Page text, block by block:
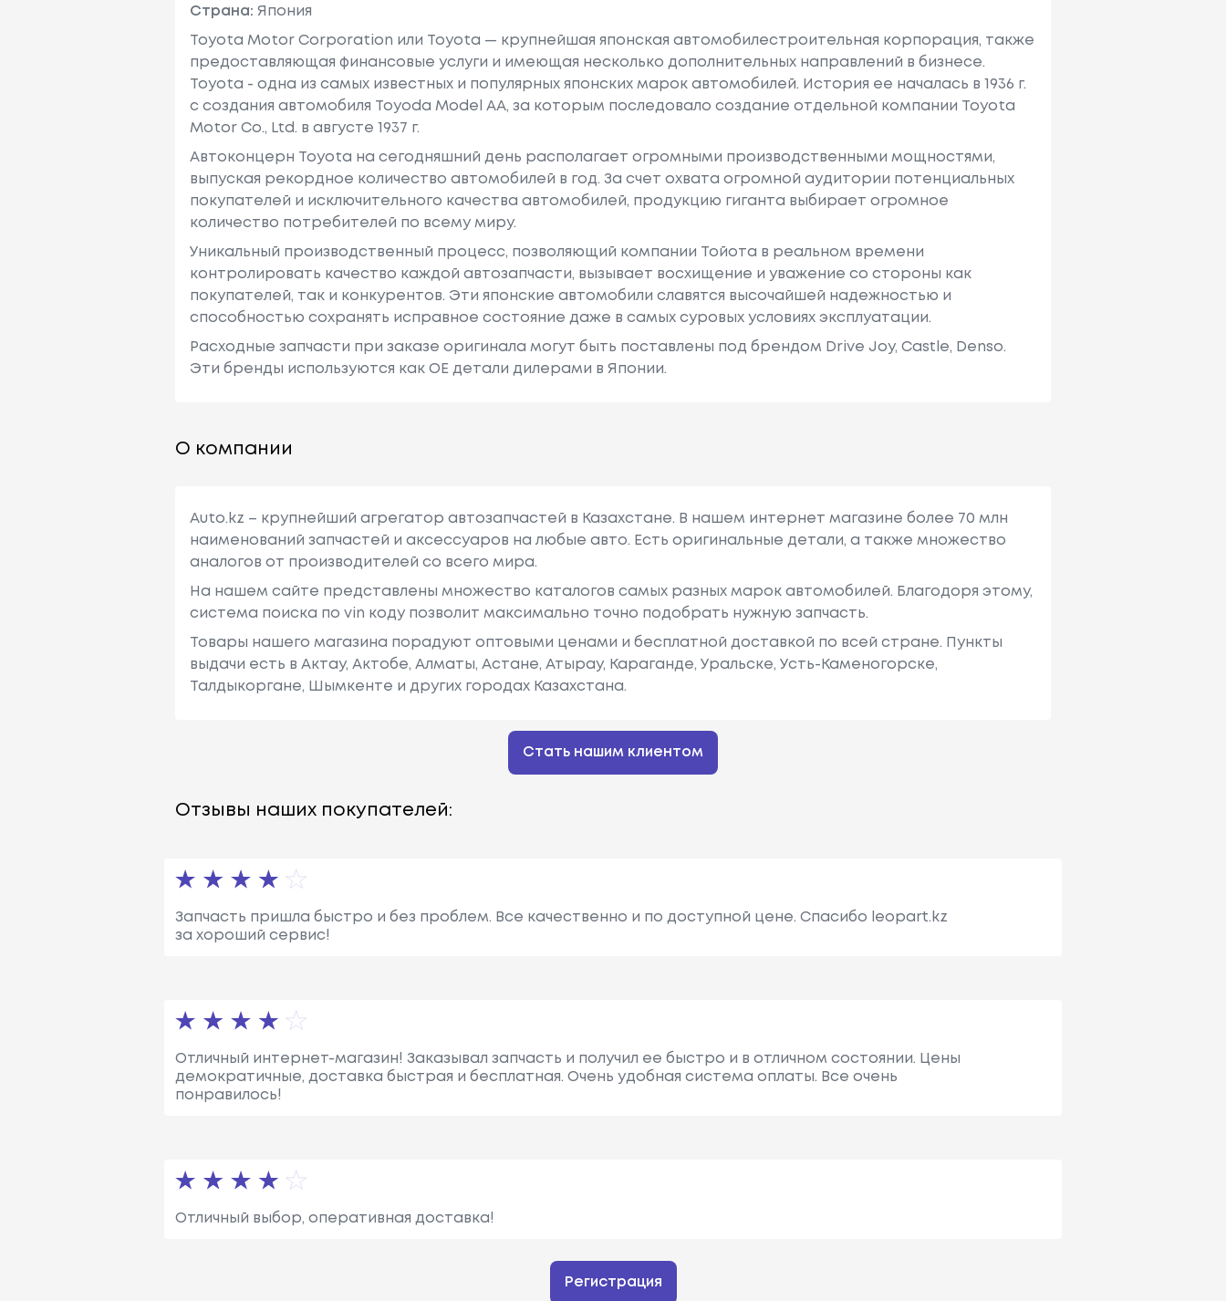
Страна: Япония
Toyota Motor Corporation или Toyota — крупнейшая японская автомобилестроительная корпорация, также
предоставляющая финансовые услуги и имеющая несколько дополнительных направлений в бизнесе.
Toyota - одна из самых известных и популярных японских марок автомобилей. История ее началась в 1936 г.
с создания автомобиля Toyoda Model AA, за которым последовало создание отдельной компании Toyota
Motor Co., Ltd. в августе 1937 г.
Автоконцерн Toyota на сегодняшний день располагает огромными производственными мощностями,
выпуская рекордное количество автомобилей в год. За счет охвата огромной аудитории потенциальных
покупателей и исключительного качества автомобилей, продукцию гиганта выбирает огромное
количество потребителей по всему миру.
Уникальный производственный процесс, позволяющий компании Тойота в реальном времени
контролировать качество каждой автозапчасти, вызывает восхищение и уважение со стороны как
покупателей, так и конкурентов. Эти японские автомобили славятся высочайшей надежностью и
способностью сохранять исправное состояние даже в самых суровых условиях эксплуатации.
Расходные запчасти при заказе оригинала могут быть поставлены под брендом Drive Joy, Castle, Denso.
Эти бренды используются как ОЕ детали дилерами в Японии.
О компании
Auto.kz – крупнейший агрегатор автозапчастей в Казахстане. В нашем интернет магазине более 70 млн
наименований запчастей и аксессуаров на любые авто. Есть оригинальные детали, а также множество
аналогов от производителей со всего мира.
На нашем сайте представлены множество каталогов самых разных марок автомобилей. Благодоря этому,
система поиска по vin коду позволит максимально точно подобрать нужную запчасть.
Товары нашего магазина порадуют оптовыми ценами и бесплатной доставкой по всей стране. Пункты
выдачи есть в Актау, Актобе, Алматы, Астане, Атырау, Караганде, Уральске, Усть-Каменогорске,
Талдыкоргане, Шымкенте и других городах Казахстана.
Стать нашим клиентом
Отзывы наших покупателей:
Запчасть пришла быстро и без проблем. Все качественно и по доступной цене. Спасибо leopart.kz
за хороший сервис!
Отличный интернет-магазин! Заказывал запчасть и получил ее быстро и в отличном состоянии. Цены
демократичные, доставка быстрая и бесплатная. Очень удобная система оплаты. Все очень
понравилось!
Отличный выбор, оперативная доставка!
Регистрация